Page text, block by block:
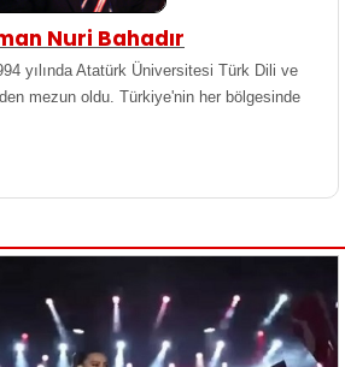
Nuri Bahadır
yılında Atatürk Üniversitesi Türk Dili ve
mezun oldu. Türkiye'nin her bölgesinde